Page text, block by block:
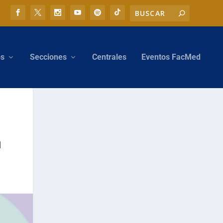
Secciones Centrales Eventos FacMed